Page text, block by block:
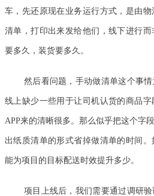
车，先还原现在业务运行方式，是由
清单，打印出来发给他们，线下进行
要多久，装货要多久。
然后看问题，手动做清单这个事
线上缺少一些用于让司机认货的商品
APP来的清晰很多。那么似乎把这个字
出纸质清单的形式省掉做清单的时间
能为项目的目标配送时效提升多少。
项目上线后，我们需要通过调研